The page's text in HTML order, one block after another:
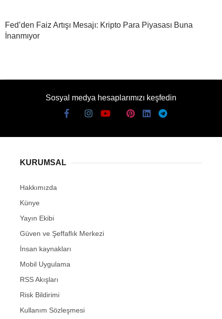
Fed’den Faiz Artışı Mesajı: Kripto Para Piyasası Buna
İnanmıyor
Sosyal medya hesaplarımızı keşfedin
KURUMSAL
Hakkımızda
Künye
Yayın Ekibi
Güven ve Şeffaflık Merkezi
İnsan kaynakları
Mobil Uygulama
RSS Akışları
Risk Bildirimi
Kullanım Sözleşmesi